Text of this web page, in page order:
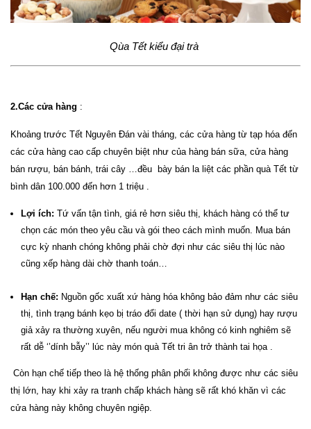
Qùa Tết kiểu đại trà
2.Các cửa hàng :
Khoảng trước Tết Nguyên Đán vài tháng, các cửa hàng từ tạp hóa đến
các cửa hàng cao cấp chuyên biệt như của hàng bán sữa, cửa hàng
bán rượu, bán bánh, trái cây …đều bày bán la liệt các phần quà Tết từ
bình dân 100.000 đến hơn 1 triệu .
Lợi ích: Tứ vấn tận tình, giá rẻ hơn siêu thị, khách hàng có thể tư
chọn các món theo yêu cầu và gói theo cách mình muốn. Mua bán
cực kỳ nhanh chóng không phải chờ đợi như các siêu thị lúc nào
cũng xếp hàng dài chờ thanh toán…
Hạn chế: Nguồn gốc xuất xứ hàng hóa không bảo đảm như các siêu
thị, tình trạng bánh kẹo bị tráo đổi date ( thời hạn sử dụng) hay rượu
giả xảy ra thường xuyên, nếu người mua không có kinh nghiêm sẽ
rất dễ ‘’dính bẫy’’ lúc này món quà Tết tri ân trở thành tai họa .
Còn hạn chế tiếp theo là hệ thống phân phối không được như các siêu
thị lớn, hay khi xảy ra tranh chấp khách hàng sẽ rất khó khăn vì các
cửa hàng này không chuyên ngiệp.